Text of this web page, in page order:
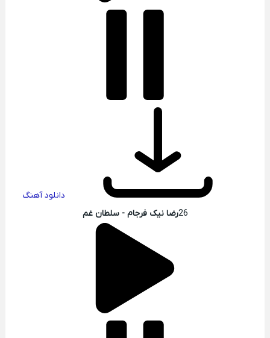
دانلود آهنگ
26رضا نیک فرجام - سلطان غم